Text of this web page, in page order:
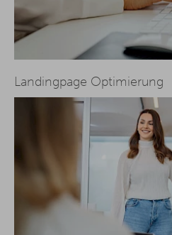
Landingpage Optimierung